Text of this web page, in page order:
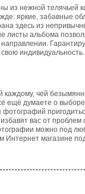
из нежной телячьей
яркие, забавные
здесь из
листы альбома
индивидуальность.
чей
ещё думаете о
вас от проблем
можно под
Интернет магазине